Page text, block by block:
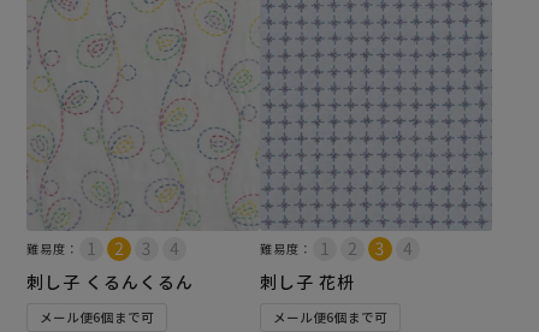
難易度：
刺し子 くるんくるん
メール便6個まで可
難易度：
刺し子 花枡
メール便6個まで可